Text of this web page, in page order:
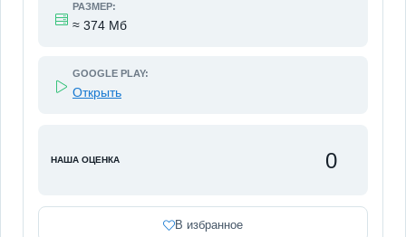
РАЗМЕР:
≈ 374 Мб
GOOGLE PLAY:
Открыть
НАША ОЦЕНКА 0
В избранное